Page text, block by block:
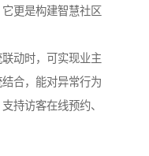
更是构建智慧社区
动时，可实现业主
合，能对异常行为
持访客在线预约、